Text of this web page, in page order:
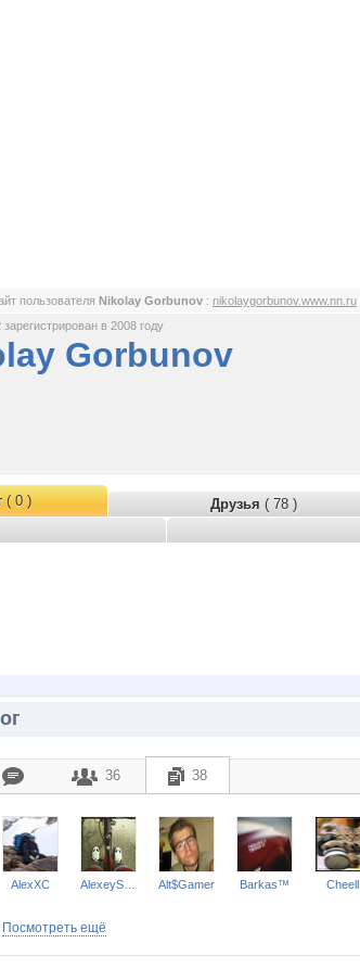
пользователя Nikolay Gorbunov : nikolaygorbunov.www.nn.ru
в 2008 году
Gorbunov
( 0 ) Друзья ( 78 )
36 38
AlexXC Alt$Gamer Barkas™ Cheell
Посмотреть ещё